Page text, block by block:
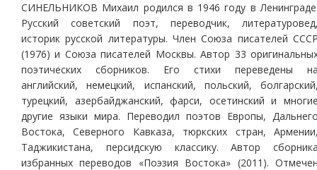
СИНЕЛЬНИКОВ Михаил родился в 1946 году в
Русский советский поэт, переводчик,
историк русской литературы. Член Союза писателей
(1976) и Союза писателей Москвы. Автор 33
поэтических сборников. Его стихи переведены
английский, немецкий, испанский, польский,
турецкий, азербайджанский, фарси, осетинский и
другие языки мира. Переводил поэтов Европы,
Востока, Северного Кавказа, тюркских стран,
Таджикистана, персидскую классику. Автор
избранных переводов «Поэзия Востока» (2011).